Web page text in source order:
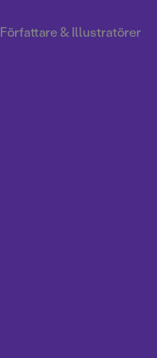
Författare & Illustratörer